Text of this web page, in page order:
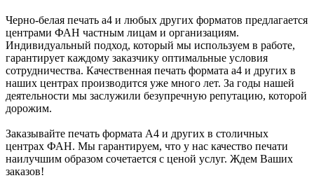
Черно-белая печать a4 и любых других форматов предлагается
центрами ФАН частным лицам и организациям.
Индивидуальный подход, который мы используем в работе,
гарантирует каждому заказчику оптимальные условия
сотрудничества. Качественная печать формата a4 и других в
наших центрах производится уже много лет. За годы нашей
деятельности мы заслужили безупречную репутацию, которой
дорожим.
Заказывайте печать формата А4 и других в столичных
центрах ФАН. Мы гарантируем, что у нас качество печати
наилучшим образом сочетается с ценой услуг. Ждем Ваших
заказов!